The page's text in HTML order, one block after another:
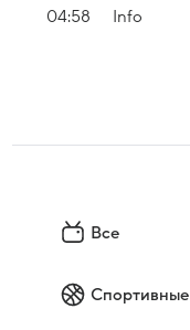
04:58
Info
Все
Спортивные